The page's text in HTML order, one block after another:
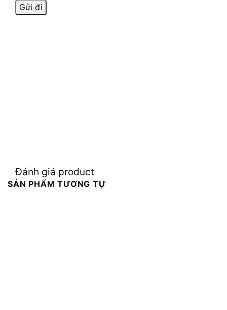
Đánh giá product
SẢN PHẨM TƯƠNG TỰ